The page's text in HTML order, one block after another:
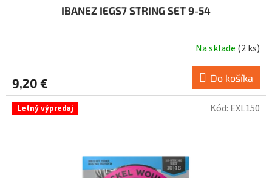
IBANEZ IEGS7 STRING SET 9-54
Na sklade (2 ks)
9,20 € Do košíka
Letný výpredaj Kód: EXL150